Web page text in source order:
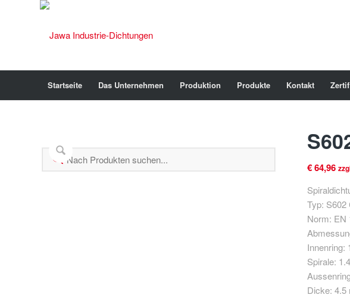
Startseite Das Unternehmen Produktion Produkte Kontakt
€64,96
Typ: S602
Norm: EN
Innenring:
Spirale:
Dicke: 4.5